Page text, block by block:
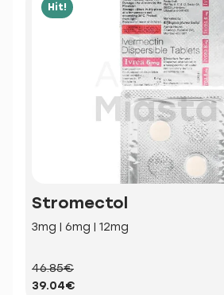
Hit!
Stromectol
3mg | 6mg | 12mg
46.85€
39.04€